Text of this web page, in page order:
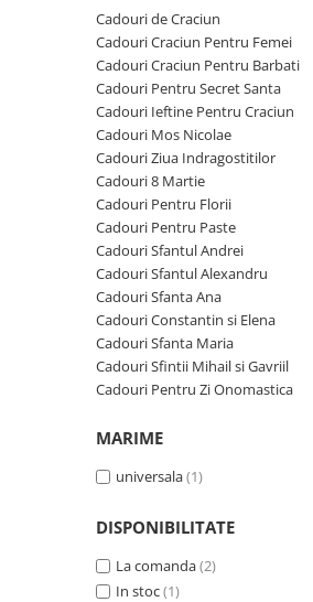
Cadouri Fete
Pentru Copilul din tine
Cadouri Haioase
Cadouri de Casa Noua
Cadouri Majorat
Cadouri pentru Nasi
Cadouri pentru Bunici
Cadouri pentru Prieteni
Cadouri pentru Sefi
Cel ce are tot
Cadouri Nunta si Cununie civila
Cani si Termosuri
Jocuri si Puzzle
Produse pentru Calatorie
Seturi de caligrafie
Cadouri Sfantul Alexandru
Cadouri Sfanta Ana
Cadouri Constantin si Elena
Cadouri Sfanta Maria
Cadouri Sfintii Mihail si Gavriil
Cadouri de Craciun
Cadouri Craciun Pentru Femei
Cadouri Craciun Pentru Barbati
Cadouri Pentru Secret Santa
Cadouri Ieftine Pentru Craciun
Cadouri Mos Nicolae
Cadouri Ziua Indragostitilor
Cadouri 8 Martie
Cadouri Pentru Florii
Cadouri Pentru Paste
Cadouri Sfantul Andrei
Cadouri Sfantul Alexandru
Cadouri Sfanta Ana
Cadouri Constantin si Elena
Cadouri Sfanta Maria
Cadouri Sfintii Mihail si Gavriil
Cadouri Pentru Zi Onomastica
MARIME
universala(1)
DISPONIBILITATE
La comanda(2)
In stoc(1)